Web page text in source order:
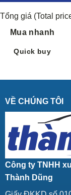
Tổng giá (Total
Mua nhanh
Quick buy
VỀ CHÚNG TÔI
Công ty TNHH
Thành Dũng